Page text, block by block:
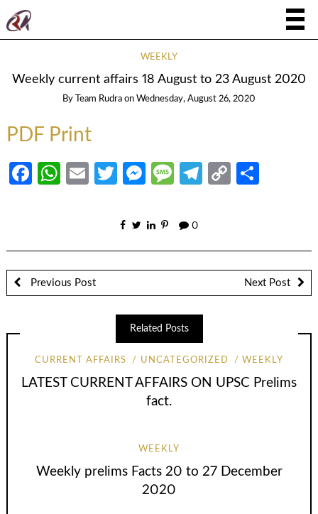
WEEKLY
Weekly current affairs 18 August to 23 August 2020
By Team Rudra on Wednesday, August 26, 2020
PDF Print
Facebook
WhatsApp
EmailTwitter
Messenger
Message
Telegram
Copy
0
Previous Post Next Post
Related Posts
CURRENT AFFAIRS UNCATEGORIZED WEEKLY
LATEST CURRENT AFFAIRS ON UPSC Prelims
fact.
WEEKLY
Weekly prelims Facts 20 to 27 December
2020